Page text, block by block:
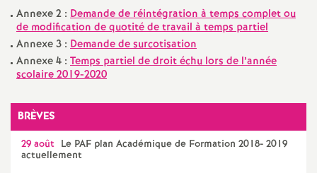
n
d
d
e
Annexe 2 : Demande de réintégration à temps complet ou
de modification de quotité de travail à temps partiel
Annexe 3 : Demande de surcotisation
Annexe 4 : Temps partiel de droit échu lors de l’année
scolaire 2019-2020
BRÈVES
29 août Le PAF plan Académique de Formation 2018- 2019
actuellement